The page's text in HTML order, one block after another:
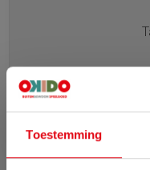
Toestemming